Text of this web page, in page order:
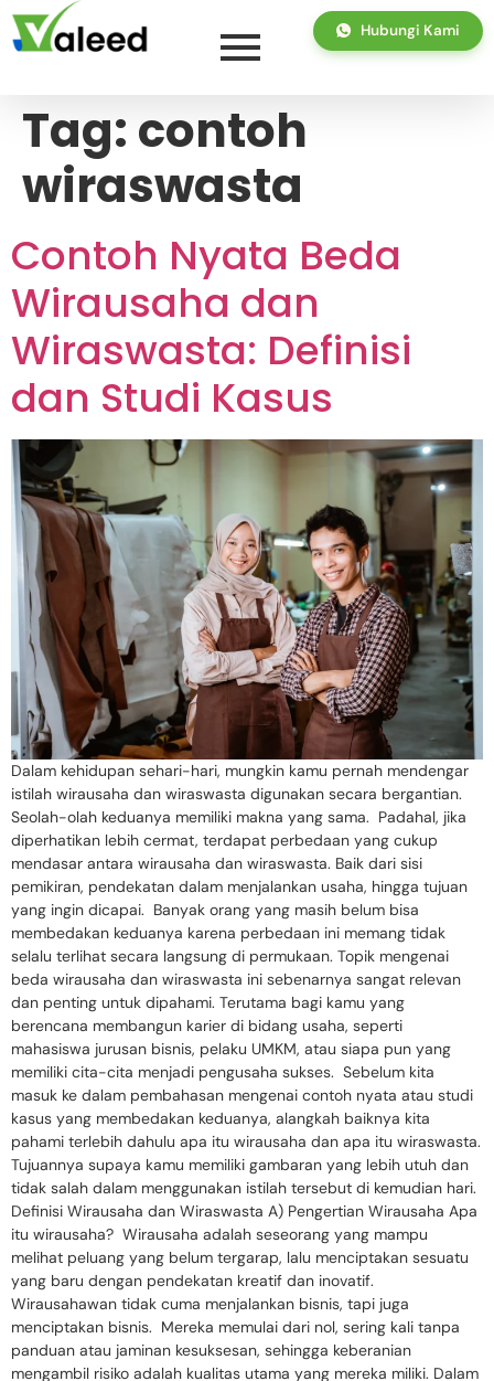
Hubungi Kami
Tag: contoh
wiraswasta
Contoh Nyata Beda
Wirausaha dan
Wiraswasta: Definisi
dan Studi Kasus
Dalam kehidupan sehari-hari, mungkin kamu pernah mendengar
istilah wirausaha dan wiraswasta digunakan secara bergantian.
Seolah-olah keduanya memiliki makna yang sama. Padahal, jika
diperhatikan lebih cermat, terdapat perbedaan yang cukup
mendasar antara wirausaha dan wiraswasta. Baik dari sisi
pemikiran, pendekatan dalam menjalankan usaha, hingga tujuan
yang ingin dicapai. Banyak orang yang masih belum bisa
membedakan keduanya karena perbedaan ini memang tidak
selalu terlihat secara langsung di permukaan. Topik mengenai
beda wirausaha dan wiraswasta ini sebenarnya sangat relevan
dan penting untuk dipahami. Terutama bagi kamu yang
berencana membangun karier di bidang usaha, seperti
mahasiswa jurusan bisnis, pelaku UMKM, atau siapa pun yang
memiliki cita-cita menjadi pengusaha sukses. Sebelum kita
masuk ke dalam pembahasan mengenai contoh nyata atau studi
kasus yang membedakan keduanya, alangkah baiknya kita
pahami terlebih dahulu apa itu wirausaha dan apa itu wiraswasta.
Tujuannya supaya kamu memiliki gambaran yang lebih utuh dan
tidak salah dalam menggunakan istilah tersebut di kemudian hari.
Definisi Wirausaha dan Wiraswasta A) Pengertian Wirausaha Apa
itu wirausaha? Wirausaha adalah seseorang yang mampu
melihat peluang yang belum tergarap, lalu menciptakan sesuatu
yang baru dengan pendekatan kreatif dan inovatif.
Wirausahawan tidak cuma menjalankan bisnis, tapi juga
menciptakan bisnis. Mereka memulai dari nol, sering kali tanpa
panduan atau jaminan kesuksesan, sehingga keberanian
mengambil risiko adalah kualitas utama yang mereka miliki. Dalam